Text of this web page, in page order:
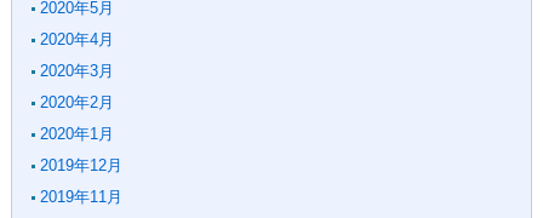
2020年5月
2020年4月
2020年3月
2020年2月
2020年1月
2019年12月
2019年11月